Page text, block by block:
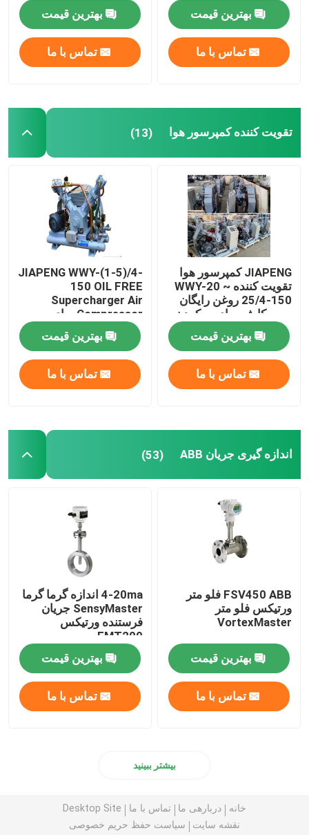
بهترین قیمت
تماس با ما
بهترین قیمت
تماس با ما
تقویت کننده کمپرسور هوا (13)
JIAPENG کمپرسور هوا
تقویت کننده WWY-20 ~
25/4-150 روغن رایگان
سوپرکارژر برای پر کردن
اکسیژن
بهترین قیمت
تماس با ما
JIAPENG WWY-(1-5)/4-
150 OIL FREE
Supercharger Air
Compressor برای پر
کردن اکسیژن
بهترین قیمت
تماس با ما
اندازه گیری جریان ABB (53)
FSV450 ABB فلو متر
ورتیکس فلو متر
VortexMaster
بهترین قیمت
تماس با ما
4-20ma اندازه گرما گرما
SensyMaster جریان
فرستنده ورتیکس
FMT200
بهترین قیمت
تماس با ما
بیشتر ببینید
خانه دربارهی ما تماس با ما
Desktop Site
نقشه سایت
سیاست حفظ حریم خصوصی